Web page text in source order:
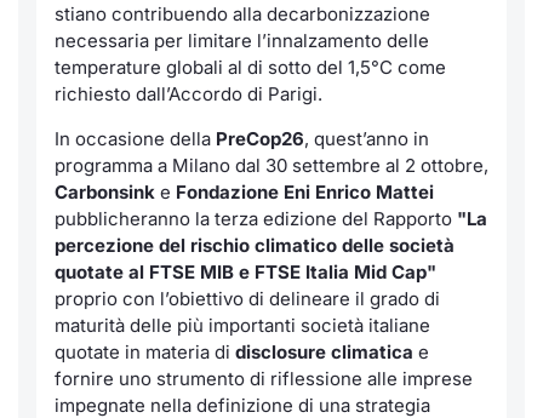
stiano contribuendo alla decarbonizzazione
necessaria per limitare l’innalzamento delle
temperature globali al di sotto del 1,5°C come
richiesto dall’Accordo di Parigi.
In occasione della PreCop26, quest’anno in
programma a Milano dal 30 settembre al 2 ottobre,
Carbonsink e Fondazione Eni Enrico Mattei
pubblicheranno la terza edizione del Rapporto "La
percezione del rischio climatico delle società
quotate al FTSE MIB e FTSE Italia Mid Cap"
proprio con l’obiettivo di delineare il grado di
maturità delle più importanti società italiane
quotate in materia di disclosure climatica e
fornire uno strumento di riflessione alle imprese
impegnate nella definizione di una strategia
KID